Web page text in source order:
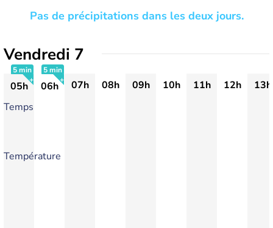
Pas de précipitations dans les deux jours.
Vendredi 7
5 min
05h
5 min
06h 07h 08h 09h 10h 11h 12h
13h
Temps
Température